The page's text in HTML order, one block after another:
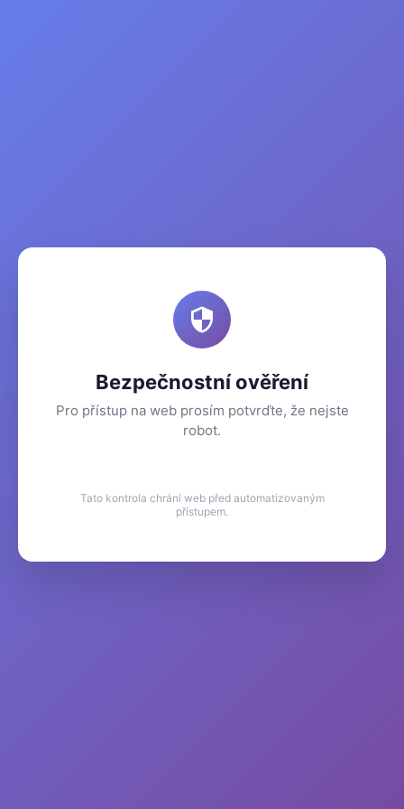
Bezpečnostní ověření
Pro přístup na web prosím potvrďte, že nejste
robot.
Tato kontrola chrání web před automatizovaným
přístupem.